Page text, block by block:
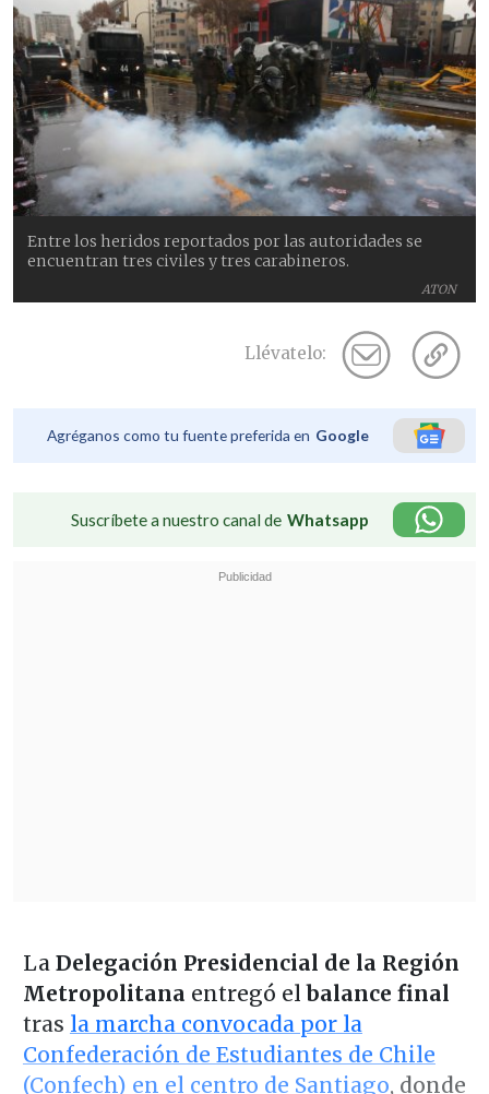
ATON
Entre los heridos reportados por las autoridades se
encuentran tres civiles y tres carabineros.
Llévatelo:
Agréganos como tu fuente preferida en Google
Suscríbete a nuestro canal de Whatsapp
La Delegación Presidencial de la Región
Metropolitana entregó elbalance final
tras la marcha convocada por la
Confederación de Estudiantes de Chile
(Confech) en el centro de Santiago, donde